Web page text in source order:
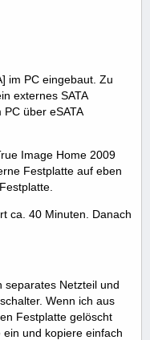
im PC eingebaut. Zu
externes SATA
über eSATA
Image Home 2009
Festplatte auf eben
ca. 40 Minuten. Danach
separates Netzteil und
Wenn ich aus
Festplatte gelöscht
und kopiere einfach